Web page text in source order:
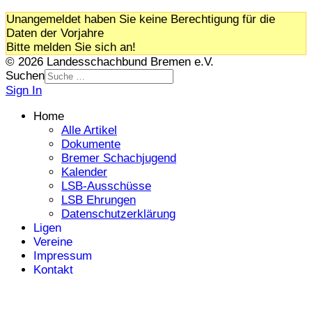
Unangemeldet haben Sie keine Berechtigung für die
Daten der Vorjahre
Bitte melden Sie sich an!
© 2026 Landesschachbund Bremen e.V.
Suchen
Sign In
Home
Alle Artikel
Dokumente
Bremer Schachjugend
Kalender
LSB-Ausschüsse
LSB Ehrungen
Datenschutzerklärung
Ligen
Vereine
Impressum
Kontakt